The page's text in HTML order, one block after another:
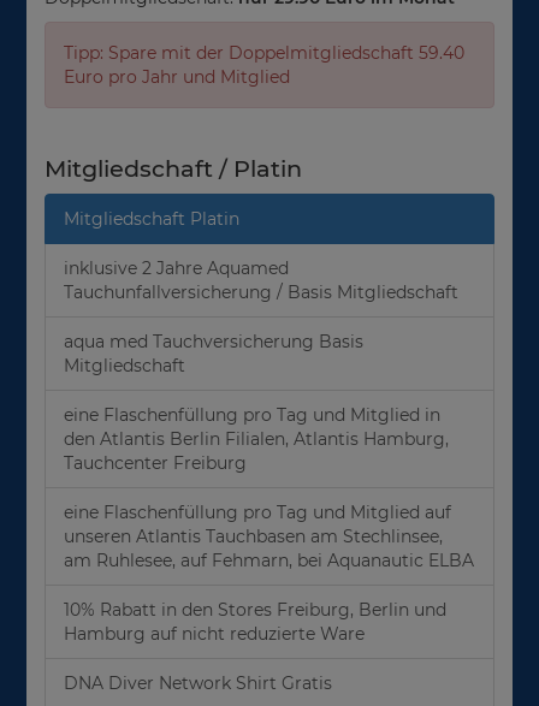
Tipp: Spare mit der Doppelmitgliedschaft 59.40
Euro pro Jahr und Mitglied
Mitgliedschaft / Platin
Mitgliedschaft Platin
inklusive 2 Jahre Aquamed
Tauchunfallversicherung / Basis Mitgliedschaft
aqua med Tauchversicherung Basis
Mitgliedschaft
eine Flaschenfüllung pro Tag und Mitglied in
den Atlantis Berlin Filialen, Atlantis Hamburg,
Tauchcenter Freiburg
eine Flaschenfüllung pro Tag und Mitglied auf
unseren Atlantis Tauchbasen am Stechlinsee,
am Ruhlesee, auf Fehmarn, bei Aquanautic ELBA
10% Rabatt in den Stores Freiburg, Berlin und
Hamburg auf nicht reduzierte Ware
DNA Diver Network Shirt Gratis